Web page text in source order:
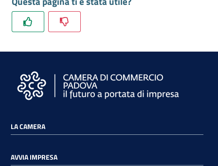
Impresa
Digitale
Camera
LA CAMERA
AVVIA IMPRESA